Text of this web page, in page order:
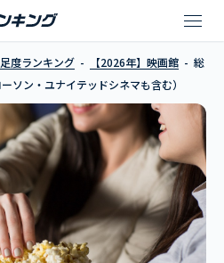
ユナイテッド・シネ
度ランキング 【2026年】映画館
総
ソン・ユナイテッドシネマも含む）